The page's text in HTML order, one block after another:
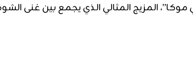
المزيج المثالي الذي يجمع بين غنى